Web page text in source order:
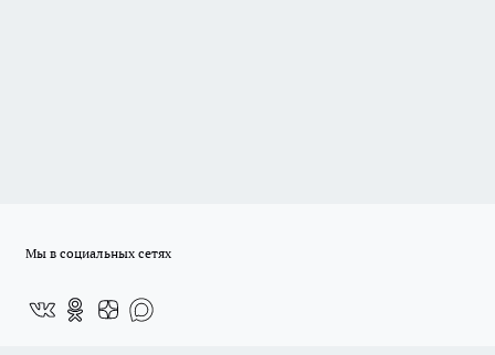
Мы в социальных сетях